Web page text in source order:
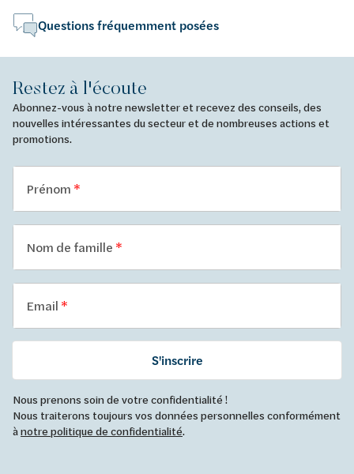
Questions fréquemment posées
Restez à l'écoute
Abonnez-vous à notre newsletter et recevez des conseils, des
nouvelles intéressantes du secteur et de nombreuses actions et
promotions.
Prénom
Nom de famille
Email
S'inscrire
Nous prenons soin de votre confidentialité !
Nous traiterons toujours vos données personnelles conformément
ànotre politique de confidentialité.